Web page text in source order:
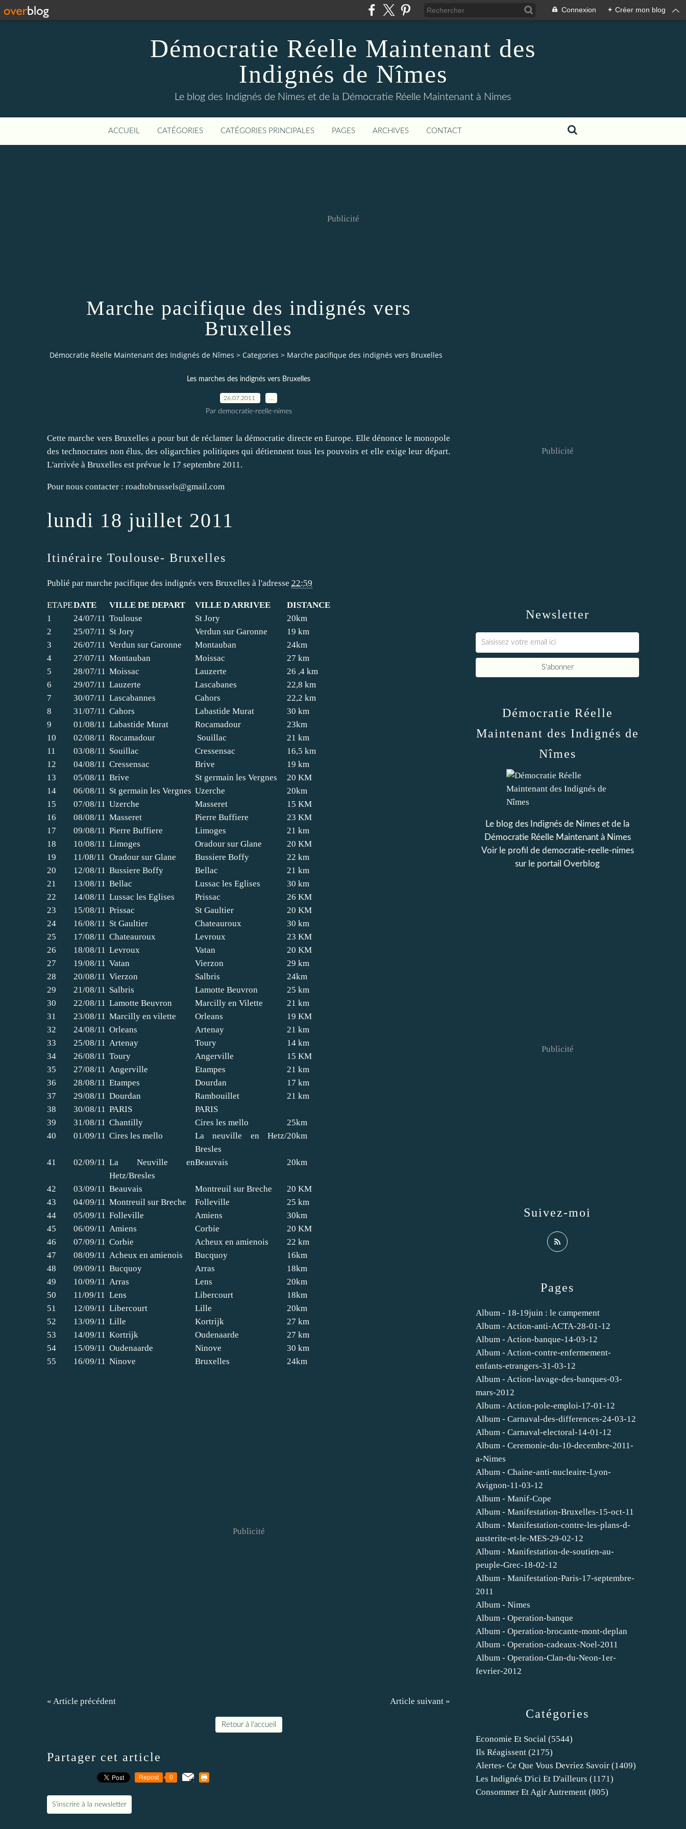
Connexion + Créer mon blog
Démocratie Réelle Maintenant des
Indignés de Nîmes
Le blog des Indignés de Nimes et de la Démocratie Réelle Maintenant à Nimes
ACCUEIL CATÉGORIES CATÉGORIES PRINCIPALES PAGES ARCHIVES CONTACT
Publicité
Marche pacifique des indignés vers
Bruxelles
Démocratie Réelle Maintenant des Indignés de Nîmes > Categories > Marche pacifique des indignés vers Bruxelles
Les marches des indignés vers Bruxelles
26.07.2011
Par democratie-reelle-nimes
Cette marche vers Bruxelles a pour but de réclamer la démocratie directe en Europe. Elle dénonce le monopole
des technocrates non élus, des oligarchies politiques qui détiennent tous les pouvoirs et elle exige leur départ.
L'arrivée à Bruxelles est prévue le 17 septembre 2011.
Pour nous contacter : roadtobrussels@gmail.com
lundi 18 juillet 2011
Itinéraire Toulouse- Bruxelles
Publié par marche pacifique des indignés vers Bruxelles à l'adresse 22:59
ETAPEDATE VILLE DE DEPART VILLE D ARRIVEE
DISTANCE
1
24/07/11 Toulouse St Jory
20km
2
25/07/11 St Jory Verdun sur Garonne
19 km
3
26/07/11 Verdun sur Garonne Montauban
24km
4
27/07/11 Montauban Moissac
27 km
5
28/07/11 Moissac Lauzerte
26 ,4 km
6
29/07/11 Lauzerte Lascabanes
22,8 km
7
30/07/11 Lascabannes Cahors
22,2 km
8
31/07/11 Cahors Labastide Murat
30 km
9
01/08/11 Labastide Murat Rocamadour
23km
10
02/08/11 Rocamadour Souillac
21 km
11
03/08/11 Souillac Cressensac
16,5 km
12
04/08/11 Cressensac Brive
19 km
13
05/08/11 Brive St germain les Vergnes
20 KM
14
06/08/11 St germain les Vergnes Uzerche
20km
15
07/08/11 Uzerche Masseret
15 KM
16
08/08/11 Masseret Pierre Buffiere
23 KM
17
09/08/11 Pierre Buffiere Limoges
21 km
18
10/08/11 Limoges Oradour sur Glane
20 KM
19
11/08/11 Oradour sur Glane Bussiere Boffy
22 km
20
12/08/11 Bussiere Boffy Bellac
21 km
21
13/08/11 Bellac Lussac les Eglises
30 km
22
14/08/11 Lussac les Eglises Prissac
26 KM
23
15/08/11 Prissac St Gaultier
20 KM
24
16/08/11 St Gaultier Chateauroux
30 km
25
17/08/11 Chateauroux Levroux
23 KM
26
18/08/11 Levroux Vatan
20 KM
27
19/08/11 Vatan Vierzon
29 km
28
20/08/11 Vierzon Salbris
24km
29
21/08/11 Salbris Lamotte Beuvron
25 km
30
22/08/11 Lamotte Beuvron Marcilly en Vilette
21 km
31
23/08/11 Marcilly en vilette Orleans
19 KM
32
24/08/11 Orleans Artenay
21 km
33
25/08/11 Artenay Toury
14 km
34
26/08/11 Toury Angerville
15 KM
35
27/08/11 Angerville Etampes
21 km
36
28/08/11 Etampes Dourdan
17 km
37
29/08/11 Dourdan Rambouillet
21 km
38
30/08/11 PARIS
PARIS
39
31/08/11 Chantilly Cires les mello
25km
40
01/09/11 Cires les mello
La neuville en Hetz/
Bresles
20km
41 02/09/11 La Neuville en
Hetz/Bresles
Beauvais 20km
42 03/09/11 Beauvais Montreuil sur Breche
20 KM
43
04/09/11 Montreuil sur Breche Folleville
25 km
44
05/09/11 Folleville Amiens
30km
45
06/09/11 Amiens Corbie
20 KM
46
07/09/11 Corbie Acheux en amienois
22 km
47
08/09/11 Acheux en amienois Bucquoy
16km
48
09/09/11 Bucquoy Arras
18km
49
10/09/11 Arras Lens
20km
50
11/09/11 Lens Libercourt
18km
51
12/09/11 Libercourt Lille
20km
52
13/09/11 Lille Kortrijk
27 km
53
14/09/11 Kortrijk Oudenaarde
27 km
54
15/09/11 Oudenaarde Ninove
30 km
55
16/09/11 Ninove Bruxelles 24km
Publicité
« Article précédent Article suivant »
Retour à l'accueil
Partager cet article
Repost 0
S'inscrire à la newsletter
Newsletter
Publicité
Catégories
Economie Et Social (5544)
Ils Réagissent (2175)
Alertes- Ce Que Vous Devriez Savoir (1409)
Les Indignés D'ici Et D'ailleurs (1171)
Consommer Et Agir Autrement (805)
Pages
Album - 18-19juin : le campement
Album - Action-anti-ACTA-28-01-12
Album - Action-banque-14-03-12
Album - Action-contre-enfermement-
enfants-etrangers-31-03-12
Album - Action-lavage-des-banques-03-
mars-2012
Album - Action-pole-emploi-17-01-12
Album - Carnaval-des-differences-24-03-12
Album - Carnaval-electoral-14-01-12
Album - Ceremonie-du-10-decembre-2011-
a-Nimes
Album - Chaine-anti-nucleaire-Lyon-
Avignon-11-03-12
Album - Manif-Cope
Album - Manifestation-Bruxelles-15-oct-11
Album - Manifestation-contre-les-plans-d-
austerite-et-le-MES-29-02-12
Album - Manifestation-de-soutien-au-
peuple-Grec-18-02-12
Album - Manifestation-Paris-17-septembre-
2011
Album - Nimes
Album - Operation-banque
Album - Operation-brocante-mont-deplan
Album - Operation-cadeaux-Noel-2011
Album - Operation-Clan-du-Neon-1er-
fevrier-2012
Démocratie Réelle
Maintenant des Indignés de
Nîmes
Le blog des Indignés de Nimes et de la
Démocratie Réelle Maintenant à Nimes
Voir le profil de democratie-reelle-nimes
sur le portail Overblog
Suivez-moi
Publicité